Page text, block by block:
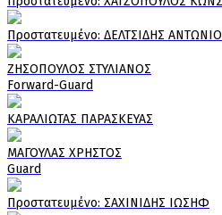
Πρoστατευμένο: ΔΕΛΤΣΙΔΗΣ
ΖΗΣΟΠΟΥΛΟΣ ΣΤΥΛΙΑΝΟΣ
Forward-Guard
ΚΑΡΑΛΙΩΤΑΣ ΠΑΡΑΣΚΕΥΑΣ
ΜΑΓΟΥΛΑΣ ΧΡΗΣΤΟΣ
Guard
Πρoστατευμένο: ΣΑΧΙΝΙΔΗΣ ΙΩΣΗΦ